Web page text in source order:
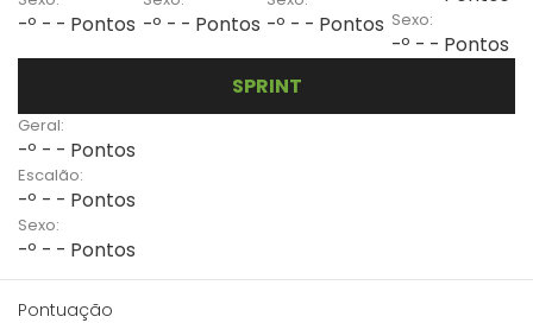
-º - - Pontos -º - - Pontos -º - - Pontos Sexo:
-º - - Pontos
SPRINT
Geral:
-º - - Pontos
Escalão:
-º - - Pontos
Sexo:
-º - - Pontos
Pontuação